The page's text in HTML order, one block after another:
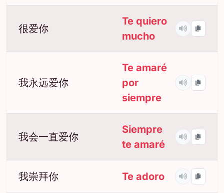
很爱你
Te quiero
mucho
我永远爱你
Te amaré
por
siempre
我会一直爱你
Siempre
te amaré
我崇拜你 Te adoro